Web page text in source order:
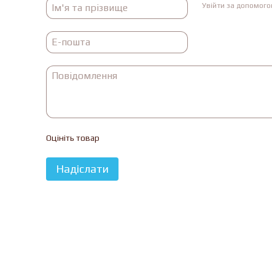
Увійти за
Оцініть товар
Надіслати